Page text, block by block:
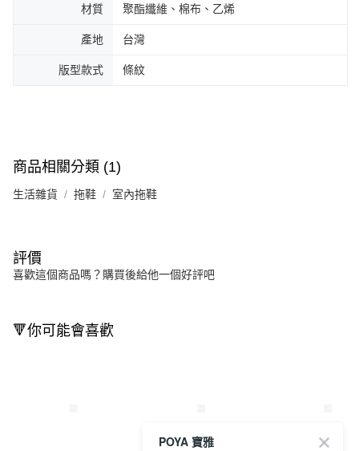
材質 聚酯纖維、棉布、乙烯
產地 台灣
版型款式 條紋
商品相關分類 (1)
生活雜貨 拖鞋 室內拖鞋
評價
喜歡這個商品嗎？購買後給他一個好評吧
🔻你可能會喜歡
POYA 寶雅